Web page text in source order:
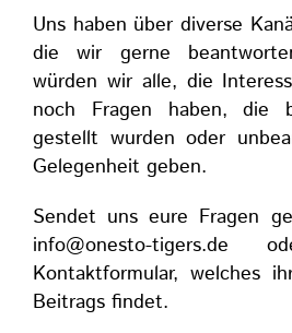
Uns haben über diverse
die wir gerne
würden wir alle, die
noch Fragen haben, die
gestellt wurden oder
Gelegenheit geben.
Sendet uns eure Fragen
info@onesto-tigers.de
Kontaktformular, welches
Beitrags findet.